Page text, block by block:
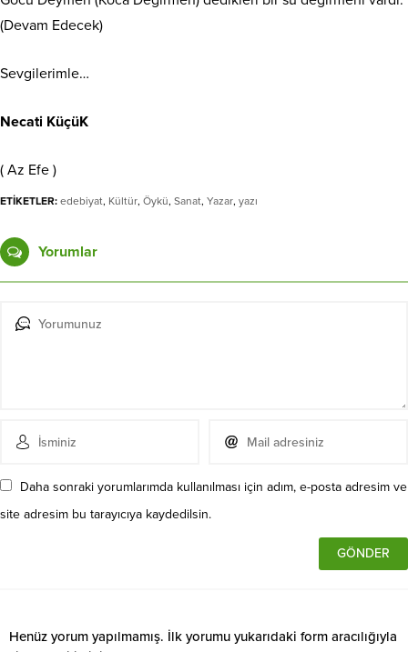
(Devam Edecek)
Sevgilerimle…
Necati KüçüK
( Az Efe )
ETİKETLER: edebiyat, Kültür, Öykü, Sanat, Yazar, yazı
Yorumlar
Daha sonraki yorumlarımda kullanılması için adım, e-posta adresim ve
site adresim bu tarayıcıya kaydedilsin.
Henüz yorum yapılmamış. İlk yorumu yukarıdaki form aracılığıyla